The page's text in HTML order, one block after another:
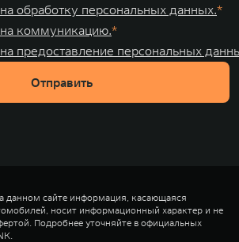
обработку персональных данных.
на коммуникацию.
предоставление персональных
Отправить
данном сайте информация, касающаяся
носит информационный характер и не
Подробнее уточняйте в официальных